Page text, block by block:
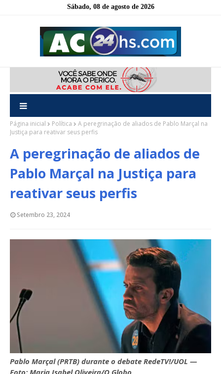
Sábado, 08 de agosto de 2026
Página inicial Política
A peregrinação de aliados de Pablo Marçal na
Justiça para reativar seus perfis
A peregrinação de aliados de
Pablo Marçal na Justiça para
reativar seus perfis
Setembro 23, 2024
Pablo Marçal (PRTB) durante o debate RedeTV!/UOL —